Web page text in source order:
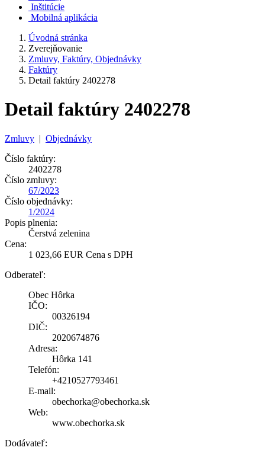
Inštitúcie
Mobilná aplikácia
Úvodná stránka
Zverejňovanie
Zmluvy, Faktúry, Objednávky
Faktúry
Detail faktúry 2402278
Detail faktúry 2402278
Zmluvy | Objednávky
Číslo faktúry:
2402278
Číslo zmluvy:
67/2023
Číslo objednávky:
1/2024
Popis plnenia:
Čerstvá zelenina
Cena:
1 023,66 EUR Cena s DPH
Odberateľ:
Obec Hôrka
IČO:
00326194
DIČ:
2020674876
Adresa:
Hôrka 141
Telefón:
+4210527793461
E-mail:
obechorka@obechorka.sk
Web:
www.obechorka.sk
Dodávateľ: